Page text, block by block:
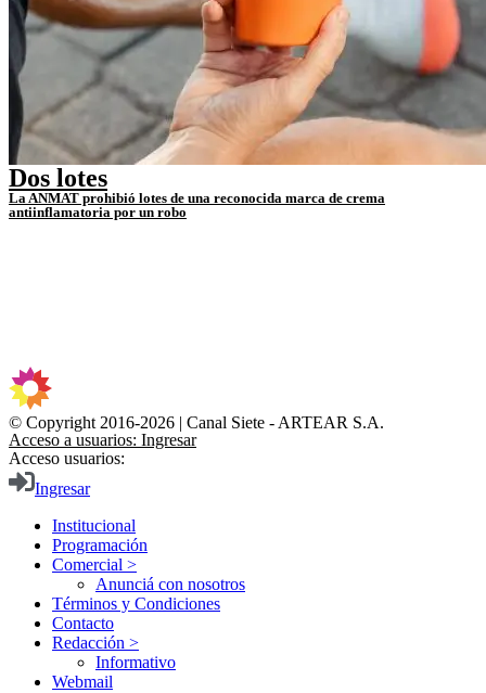
Dos lotes
La ANMAT prohibió lotes de una reconocida marca de crema
antiinflamatoria por un robo
© Copyright 2016-2026 | Canal Siete - ARTEAR S.A.
Acceso a usuarios: Ingresar
Acceso usuarios:
Ingresar
Institucional
Programación
Comercial >
Anunciá con nosotros
Términos y Condiciones
Contacto
Redacción >
Informativo
Webmail